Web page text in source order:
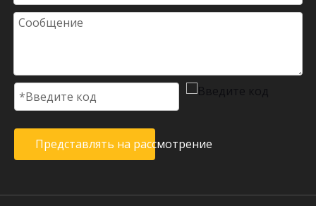
Представлять на рассмотрение